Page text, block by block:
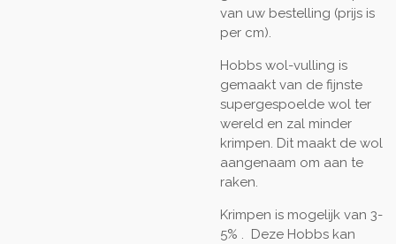
van uw bestelling (prijs is
per cm).
Hobbs wol-vulling is
gemaakt van de fijnste
supergespoelde wol ter
wereld en zal minder
krimpen. Dit maakt de wol
aangenaam om aan te
raken.
Krimpen is mogelijk van 3-
5% . Deze Hobbs kan